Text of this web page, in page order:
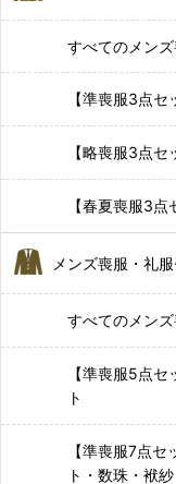
すべてのメン
【準喪服3点
【略喪服3点
【春夏喪服3
メンズ喪服・礼
すべてのメン
【準喪服5点
ト
【準喪服7点
ト・数珠・袱紗